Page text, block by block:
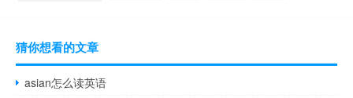
猜你想看的文章
asian怎么读英语